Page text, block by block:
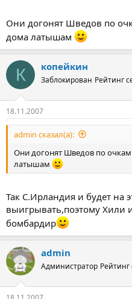
Они догонят Шведов по
дома латышам
К копейкин
Заблокирован Рейтинг
18.11.2007
admin сказал(а):
Они догонят Шведов по
латышам
Так С.Ирландия и будет на
выигрывать,поэтому Хили
бомбардир
admin
Администратор Рейтинг